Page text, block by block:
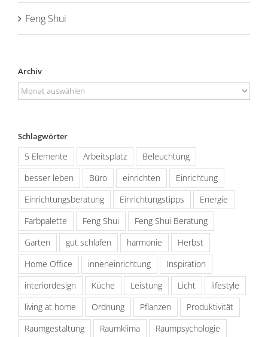
Feng Shui
Archiv
Archiv
Schlagwörter
5 Elemente Arbeitsplatz
Beleuchtung
besser leben
Büro einrichten
Einrichtung
Einrichtungsberatung
Einrichtungstipps
Energie
Farbpalette
Feng Shui
Feng Shui Beratung
Garten
gut schlafen harmonie
Herbst
Home Office
inneneinrichtung
Inspiration
interiordesign
Küche Leistung Licht
lifestyle
living at home
Ordnung Pflanzen
Produktivität
Raumgestaltung
Raumklima Raumpsychologie